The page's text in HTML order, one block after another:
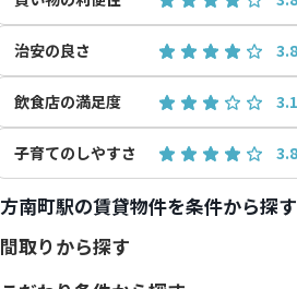
治安の良さ
飲食店の満足度
子育てのしやすさ
方南町駅の賃貸物件を条件から探す
間取りから探す